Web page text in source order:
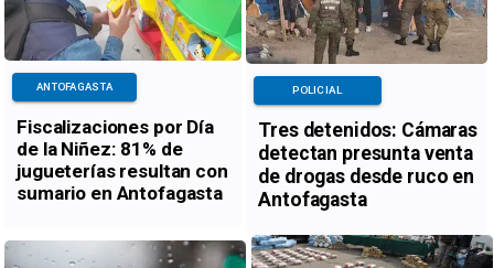
Fiscalizaciones por Día
de la Niñez: 81% de
jugueterías resultan con
sumario en Antofagasta
ANTOFAGASTA
Tres detenidos: Cámaras
detectan presunta venta
de drogas desde ruco en
Antofagasta
POLICIAL